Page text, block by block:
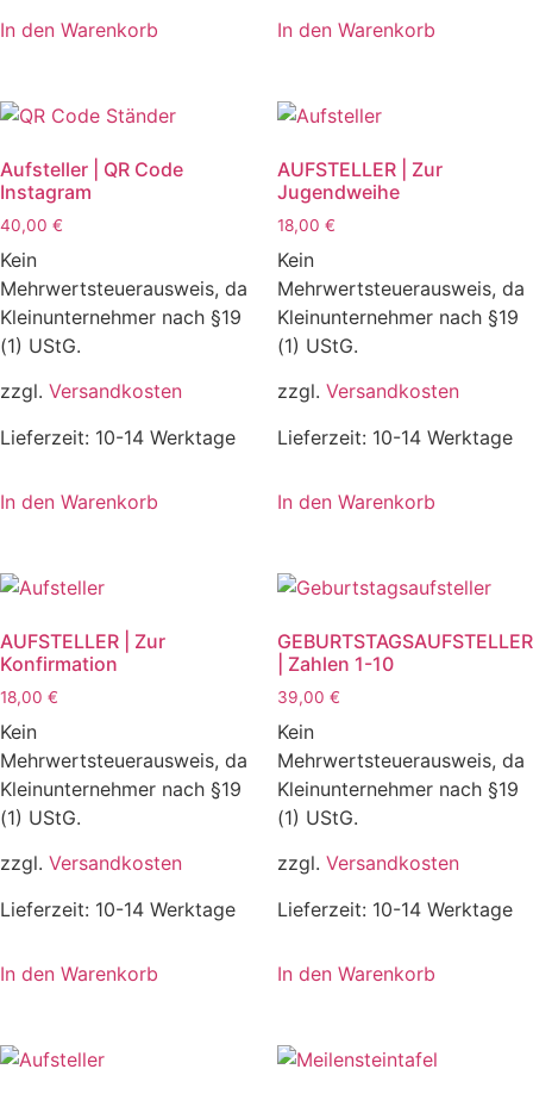
In den Warenkorb In den Warenkorb
Aufsteller | QR Code
Instagram
40,00 €
Kein
Mehrwertsteuerausweis, da
Kleinunternehmer nach §19
(1) UStG.
zzgl. Versandkosten
Lieferzeit: 10-14 Werktage
In den Warenkorb
AUFSTELLER | Zur
Jugendweihe
18,00 €
Kein
Mehrwertsteuerausweis, da
Kleinunternehmer nach §19
(1) UStG.
zzgl. Versandkosten
Lieferzeit: 10-14 Werktage
In den Warenkorb
AUFSTELLER | Zur
Konfirmation
18,00 €
Kein
Mehrwertsteuerausweis, da
Kleinunternehmer nach §19
(1) UStG.
zzgl. Versandkosten
Lieferzeit: 10-14 Werktage
In den Warenkorb
GEBURTSTAGSAUFSTELLER
| Zahlen 1-10
39,00 €
Kein
Mehrwertsteuerausweis, da
Kleinunternehmer nach §19
(1) UStG.
zzgl. Versandkosten
Lieferzeit: 10-14 Werktage
In den Warenkorb